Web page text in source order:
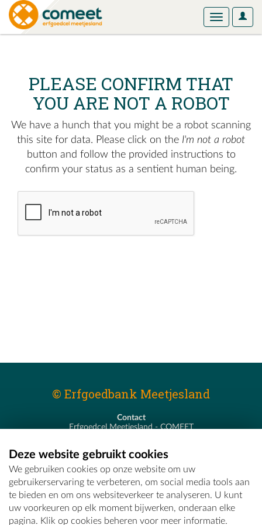
User
Toggle
PLEASE CONFIRM THAT
YOU ARE NOT A ROBOT
We have a hunch that you might be a robot scanning
this site for data. Please click on the I'm not a robot
button and follow the provided instructions to
confirm your status as a sentient human being.
© Erfgoedbank Meetjesland
Contact
Erfgoedcel Meetjesland - COMEET
T - 09 373 75 96
E -erfgoedcel@comeet.be
Deze website gebruikt cookies
We gebruiken cookies op onze website om uw
gebruikerservaring te verbeteren, om social media tools aan
te bieden en om ons websiteverkeer te analyseren. U kunt
uw voorkeuren op elk moment bijwerken, onderaan elke
pagina. Klik op cookies beheren voor meer informatie.